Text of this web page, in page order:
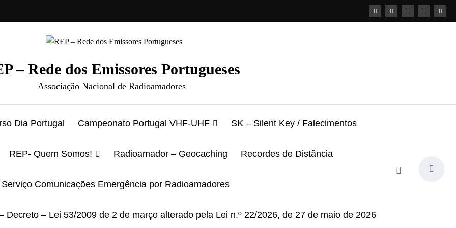
– Rede dos Emissores Portugueses
Associação Nacional de Radioamadores
Dia Portugal Campeonato Portugal VHF-UHF SK – Silent Key / Falecimentos
REP- Quem Somos! Radioamador – Geocaching Recordes de Distância
Comunicações Emergência por Radioamadores
– Lei 53/2009 de 2 de março alterado pela Lei n.º 22/2026, de 27 de maio de 2026